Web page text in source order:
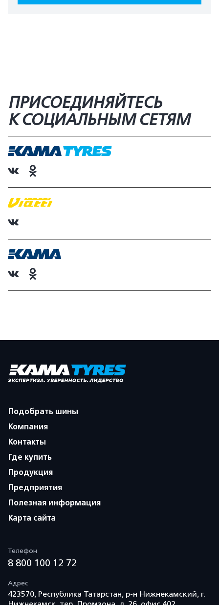
ПРИСОЕДИНЯЙТЕСЬ
К СОЦИАЛЬНЫМ СЕТЯМ
Подобрать шины
Компания
Контакты
Где купить
Продукция
Предприятия
Полезная информация
Карта сайта
Телефон
8 800 100 12 72
Адрес
423570, Республика Татарстан, р-н Нижнекамский, г.